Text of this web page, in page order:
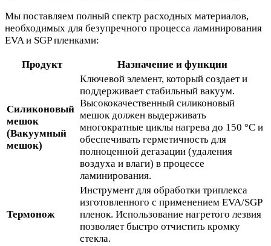
Мы поставляем полный спектр расходных материалов,
необходимых для безупречного процесса ламинирования
EVA и SGP пленками:
Продукт Назначение и функции
Силиконовый
мешок
(Вакуумный
мешок)
Ключевой элемент, который создает и
поддерживает стабильный вакуум.
Высококачественный силиконовый
мешок должен выдерживать
многократные циклы нагрева до 150 °C и
обеспечивать герметичность для
полноценной дегазации (удаления
воздуха и влаги) в процессе
ламинирования.
Термонож
Инструмент для обработки триплекса
изготовленного с применением EVA/SGP
пленок. Использование нагретого лезвия
позволяет быстро отчистить кромку
стекла.